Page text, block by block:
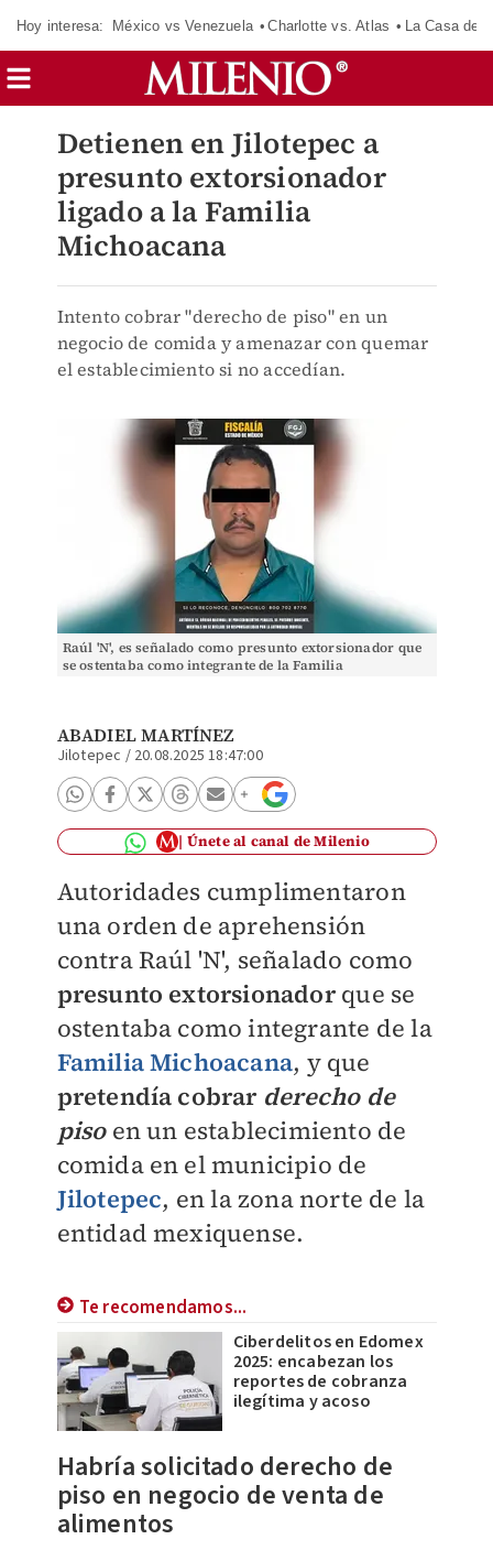
Hoy interesa: México vs Venezuela Charlotte vs. Atlas La Casa de
Detienen en Jilotepec a
presunto extorsionador
ligado a la Familia
Michoacana
Intento cobrar "derecho de piso" en un
negocio de comida y amenazar con quemar
el establecimiento si no accedían.
Raúl 'N', es señalado como presunto extorsionador que
se ostentaba como integrante de la Familia
ABADIEL MARTÍNEZ
Jilotepec / 20.08.2025 18:47:00
Únete al canal de Milenio
Autoridades cumplimentaron
una orden de aprehensión
contra Raúl 'N', señalado como
presunto extorsionadorque se
ostentaba como integrante de la
Familia Michoacana, y que
pretendía cobrar derecho de
piso en un establecimiento de
comida en el municipio de
Jilotepec, en la zona norte de la
entidad mexiquense.
Te recomendamos...
Ciberdelitos en Edomex
2025: encabezan los
reportes de cobranza
ilegítima y acoso
Habría solicitado derecho de
piso en negocio de venta de
alimentos